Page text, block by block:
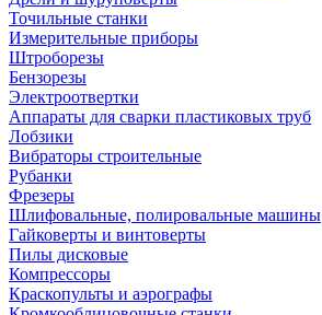
Точильные станки
Измерительные приборы
Штроборезы
Бензорезы
Электроотвертки
Аппараты для сварки пластиковых труб
Лобзики
Вибраторы строительные
Рубанки
Фрезеры
Шлифовальные, полировальные машины
Гайковерты и винтоверты
Пилы дисковые
Компрессоры
Краскопульты и аэрографы